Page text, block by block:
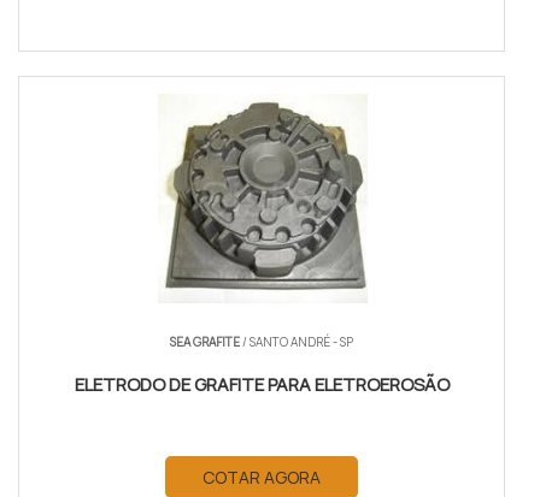
SEA GRAFITE/ SANTO ANDRÉ - SP
ELETRODO DE GRAFITE PARA ELETROEROSÃO
COTAR AGORA